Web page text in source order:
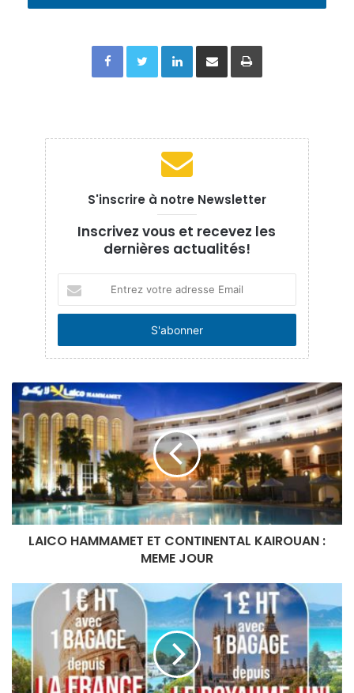
FacebookTwitterLinkedinPartager par email Imprimer
S'inscrire à notre Newsletter
Inscrivez vous et recevez les
dernières actualités!
votre
adresse
LAICO HAMMAMET ET CONTINENTAL KAIROUAN :
MEME JOUR